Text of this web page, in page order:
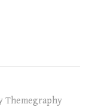
Themegraphy